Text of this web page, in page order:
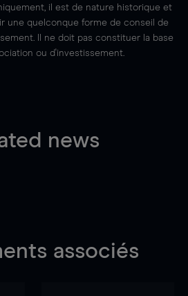
il est de nature historique et
une quelconque forme de conseil de
Il ne doit pas constituer la base
ou d'investissement.
news
associés